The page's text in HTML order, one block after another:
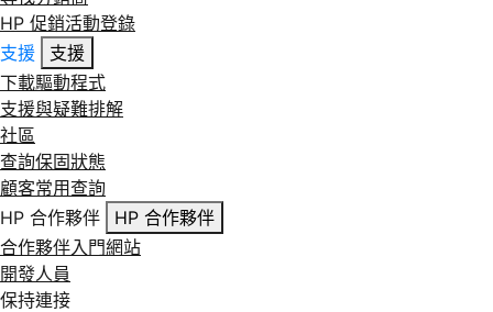
HP 促銷活動登錄
支援
支援
下載驅動程式
支援與疑難排解
社區
查詢保固狀態
顧客常用查詢
HP 合作夥伴
HP 合作夥伴
合作夥伴入門網站
開發人員
保持連接